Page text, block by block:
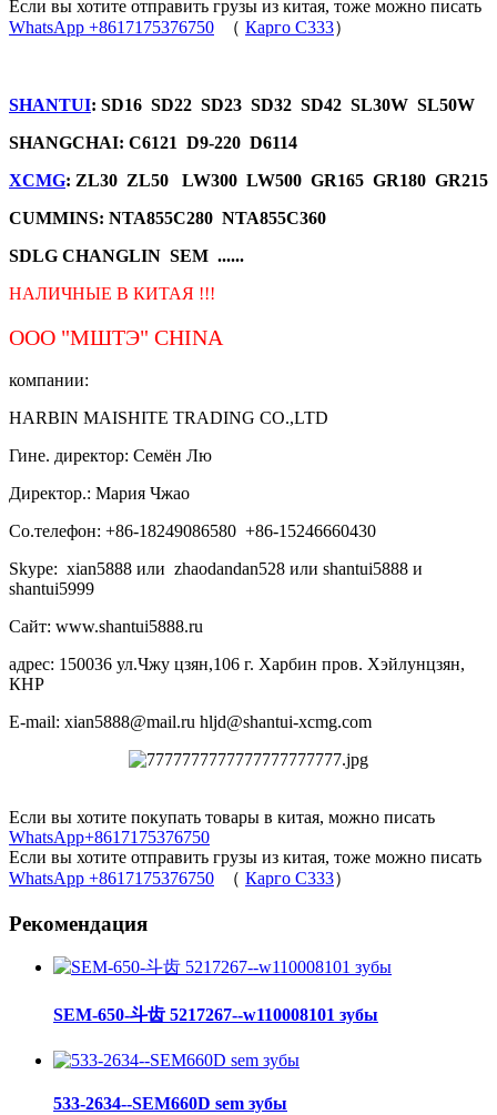
Если вы хотите отправить грузы из китая, тоже можно писать
WhatsApp +8617175376750 （ Карго C333）
SHANTUI: SD16 SD22 SD23 SD32 SD42 SL30W SL50W
SHANGCHAI: C6121 D9-220 D6114
XCMG: ZL30 ZL50 LW300 LW500 GR165 GR180 GR215
CUMMINS: NTA855C280 NTA855C360
SDLG CHANGLIN SEM ......
НАЛИЧНЫЕ В КИТАЯ !!!
ООО "МШТЭ" CHINA
компании:
HARBIN MAISHITE TRADING CO.,LTD
Гине. директор: Семён Лю
Директор.: Мария Чжао
Со.телефон: +86-18249086580 +86-15246660430
Skype: xian5888 или zhaodandan528 или shantui5888 и
shantui5999
Сайт: www.shantui5888.ru
адрес: 150036 ул.Чжу цзян,106 г. Харбин пров. Хэйлунцзян,
КНР
E-mail: xian5888@mail.ru hljd@shantui-xcmg.com
Если вы хотите покупать товары в китая, можно писать
WhatsApp+8617175376750
Если вы хотите отправить грузы из китая, тоже можно писать
WhatsApp +8617175376750 （ Карго C333）
Рекомендация
SEM-650-斗齿 5217267--w110008101 зубы
533-2634--SEM660D sem зубы